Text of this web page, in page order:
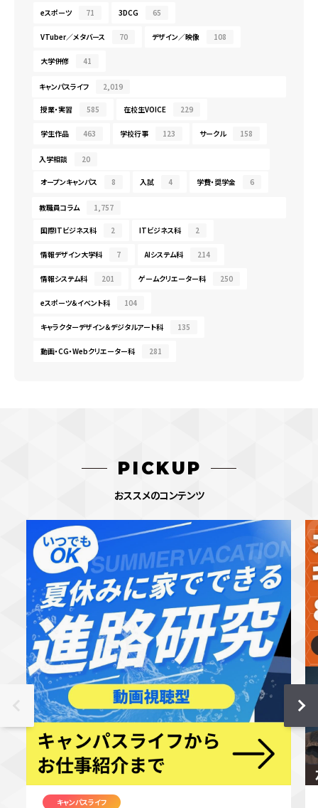
eスポーツ 71 3DCG 65
VTuber／メタバース 70 デザイン／映像 108
大学併修 41
キャンパスライフ 2,019
授業・実習 585 在校生VOICE 229
学生作品 463 学校行事 123 サークル 158
入学相談 20
オープンキャンパス 8 入試 4 学費・奨学金 6
教職員コラム 1,757
国際ITビジネス科 2 ITビジネス科 2
情報デザイン大学科 7 AIシステム科 214
情報システム科 201 ゲームクリエーター科 250
eスポーツ＆イベント科 104
キャラクターデザイン＆デジタルアート科 135
動画・CG・Webクリエーター科 281
PICKUP
おススメのコンテンツ
キャンパスライフ